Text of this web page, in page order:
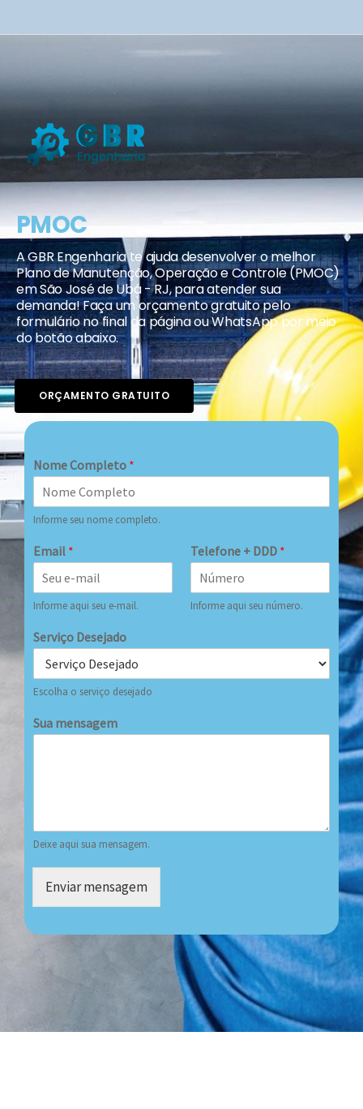
PMOC
A GBR Engenharia te ajuda desenvolver o melhor
Plano de Manutenção, Operação e Controle (PMOC)
em São José de Ubá - RJ, para atender sua
demanda! Faça um orçamento gratuito pelo
formulário no final da página ou WhatsApp por meio
do botão abaixo.
ORÇAMENTO GRATUITO
Nome Completo *
Informe seu nome completo.
Email *
Informe aqui seu e-mail.
Telefone + DDD *
Informe aqui seu número.
Serviço Desejado
Escolha o serviço desejado
Sua mensagem
Deixe aqui sua mensagem.
Enviar mensagem